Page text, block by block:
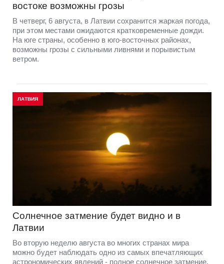
востоке возможны грозы
В четверг, 6 августа, в Латвии сохранится жаркая погода,
при этом местами ожидаются кратковременные дожди.
На юге страны, особенно в юго-восточных районах,
возможны грозы с сильными ливнями и порывистым
ветром.
ЛАТВИЯ
Солнечное затмение будет видно и в
Латвии
Во вторую неделю августа во многих странах мира
можно будет наблюдать одно из самых впечатляющих
астрономических явлений - полное солнечное затмение.